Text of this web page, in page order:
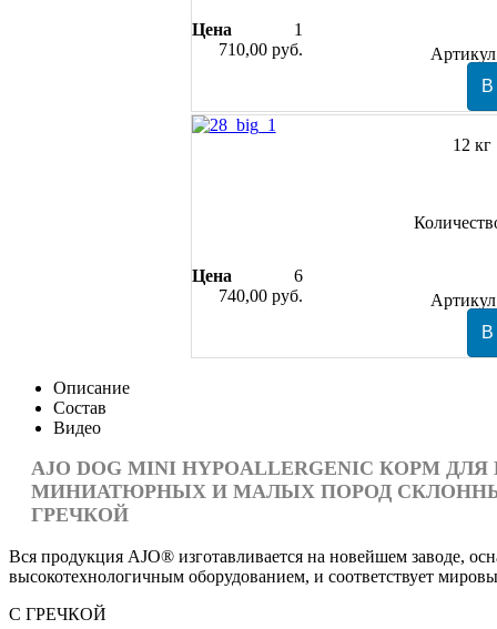
Цена
1
710,00 руб.
12 кг
Цена
6
740,00 руб.
Описание
Состав
Видео
AJO DOG MINI HYPOALLERGENIC КОРМ
МИНИАТЮРНЫХ И МАЛЫХ ПОРОД
ГРЕЧКОЙ
Вся продукция AJO® изготавливается на новейшем заводе,
высокотехнологичным оборудованием, и соответствует
C ГРЕЧКОЙ